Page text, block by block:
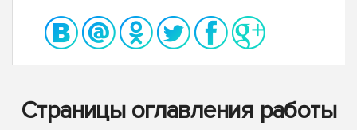
Страницы оглавления работы